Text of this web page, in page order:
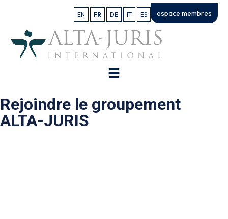
EN FR DE IT ES espace membres
Rejoindre le groupement
ALTA-JURIS